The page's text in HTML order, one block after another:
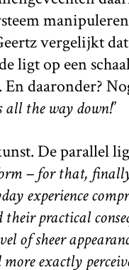
vergelijkt
ligt op een
En daaronder?
the way down!”
De parallel
– for that,
experience
practical
of sheer
exactly